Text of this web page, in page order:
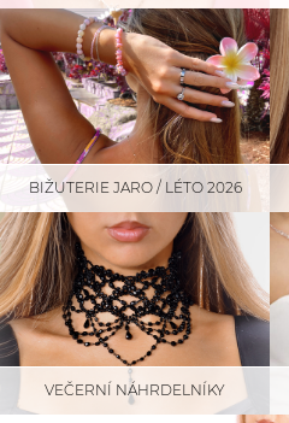
BIŽUTERIE JARO / LÉTO 2026
VEČERNÍ NÁHRDELNÍKY